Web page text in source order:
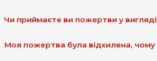
Чи приймаєте ви пожертви у вигляді
Моя пожертва була відхилена, чому